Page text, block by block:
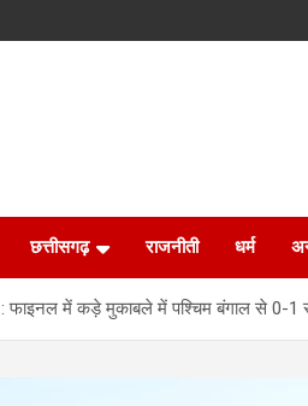
छत्तीसगढ़ राजनीती धर्म
में कड़े मुकाबले में पश्चिम बंगाल से 0-1 से